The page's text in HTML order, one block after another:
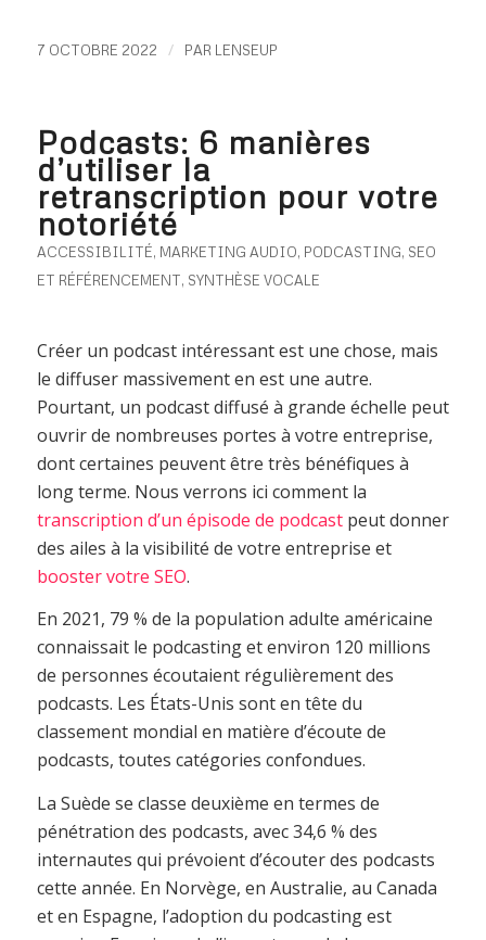
7 OCTOBRE 2022 / PAR LENSEUP
Podcasts: 6 manières
d’utiliser la
retranscription pour votre
notoriété
ACCESSIBILITÉ, MARKETING AUDIO, PODCASTING, SEO
ET RÉFÉRENCEMENT, SYNTHÈSE VOCALE
Créer un podcast intéressant est une chose, mais
le diffuser massivement en est une autre.
Pourtant, un podcast diffusé à grande échelle peut
ouvrir de nombreuses portes à votre entreprise,
dont certaines peuvent être très bénéfiques à
long terme. Nous verrons ici comment la
transcription d’un épisode de podcastpeut donner
des ailes à la visibilité de votre entreprise et
booster votre SEO.
En 2021, 79 % de la population adulte américaine
connaissait le podcasting et environ 120 millions
de personnes écoutaient régulièrement des
podcasts. Les États-Unis sont en tête du
classement mondial en matière d’écoute de
podcasts, toutes catégories confondues.
La Suède se classe deuxième en termes de
pénétration des podcasts, avec 34,6 % des
internautes qui prévoient d’écouter des podcasts
cette année. En Norvège, en Australie, au Canada
et en Espagne, l’adoption du podcasting est